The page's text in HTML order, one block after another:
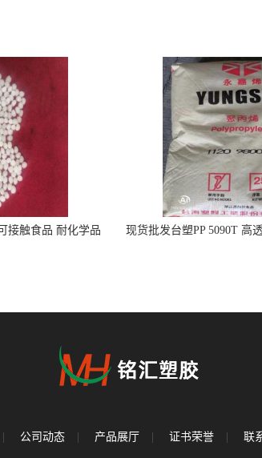
接触食品 耐化学品
现货批发台塑PP 5090T 高
公司动态 产品展厅 证书荣誉 联